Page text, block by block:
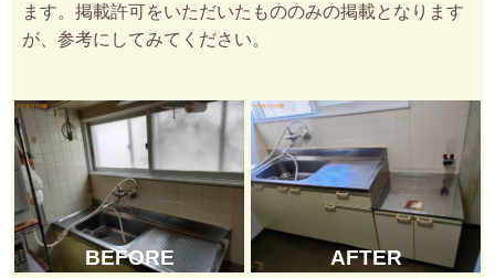
ます。掲載許可をいただいたもののみの掲載となります
が、参考にしてみてください。
BEFORE AFTER